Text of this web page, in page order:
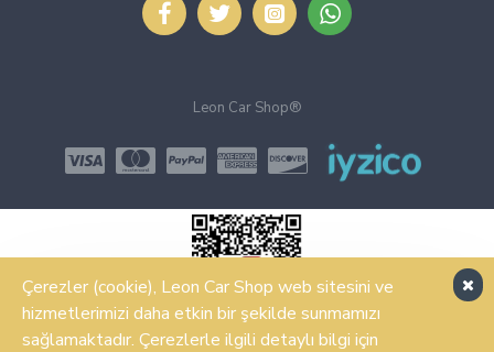
Leon Car Shop®
Çerezler (cookie), Leon Car Shop web sitesini ve
hizmetlerimizi daha etkin bir şekilde sunmamızı
sağlamaktadır. Çerezlerle ilgili detaylı bilgi için